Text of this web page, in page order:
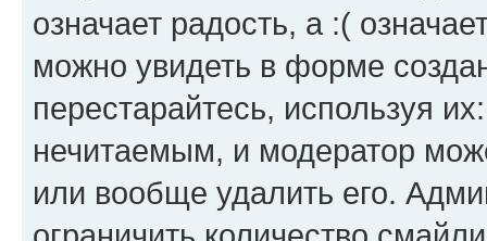
означает радость, а :(
можно увидеть в форме
перестарайтесь, используя
нечитаемым, и модератор
или вообще удалить его.